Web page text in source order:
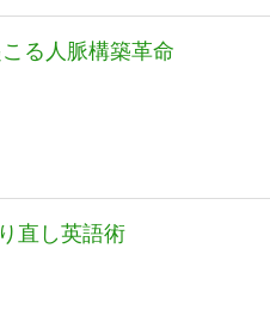
る人脈構築革命
直し英語術